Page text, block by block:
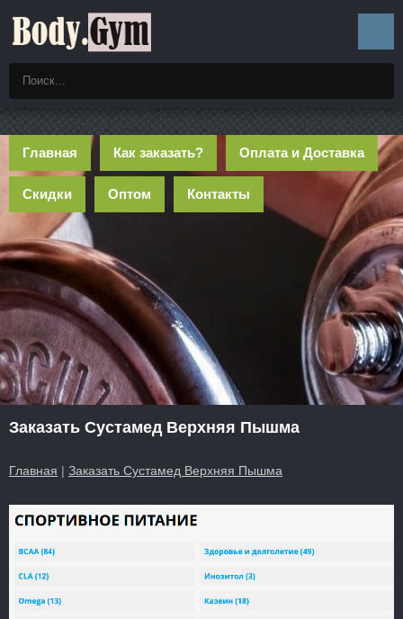
Главная Как заказать? Оплата и Доставка
Скидки Оптом Контакты
Заказать Сустамед Верхняя Пышма
Главная | Заказать Сустамед Верхняя Пышма